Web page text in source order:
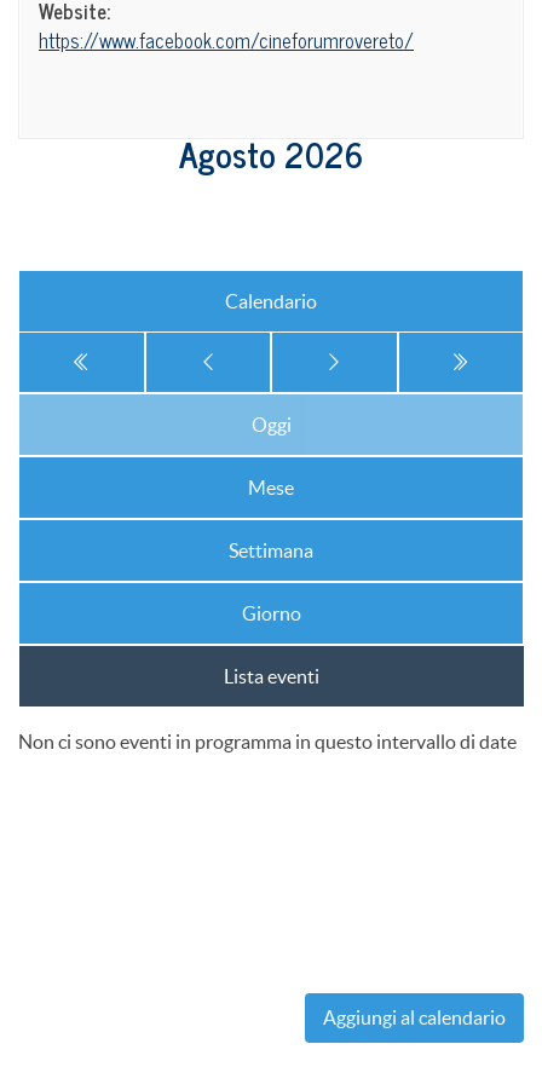
Website:
https://www.facebook.com/cineforumrovereto/
Agosto 2026
Calendario
Oggi
Mese
Settimana
Giorno
Lista eventi
Non ci sono eventi in programma in questo intervallo di date
Aggiungi al calendario